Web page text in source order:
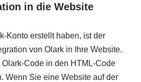
in die Website
Konto erstellt haben, ist der
von Olark in Ihre Website.
Code in den HTML-Code
Wenn Sie eine Website auf der